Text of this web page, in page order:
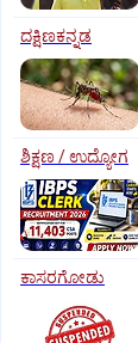
ದಕ್ಷಿಣಕನ್ನಡ
ಶಿಕ್ಷಣ / ಉದ್ಯೋಗ
ಕಾಸರಗೋಡು